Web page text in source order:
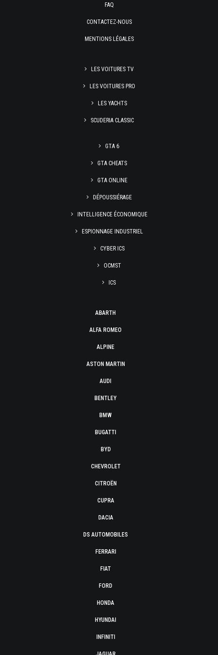
FAQ
CONTACTEZ-NOUS
MENTIONS LÉGALES
LES VOITURES TV
LES VOITURES PRO
LES YACHTS
SCUDERIA CLASSIC
GTA 6
GTA CHEATS
GTA ONLINE
DÉPOUSSIÉRAGE
INTELLIGENCE ÉCONOMIQUE
ESPIONNAGE INDUSTRIEL
CYBER ICS
OCMST
ICS
ABARTH
ALFA ROMEO
ALPINE
ASTON MARTIN
AUDI
BENTLEY
BMW
BUGATTI
BYD
CHEVROLET
CITROËN
CUPRA
DACIA
DS AUTOMOBILES
FERRARI
FIAT
FORD
HONDA
HYUNDAI
INFINITI